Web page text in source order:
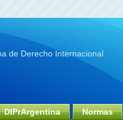
de Derecho Internacional
DIPrArgentina Normas